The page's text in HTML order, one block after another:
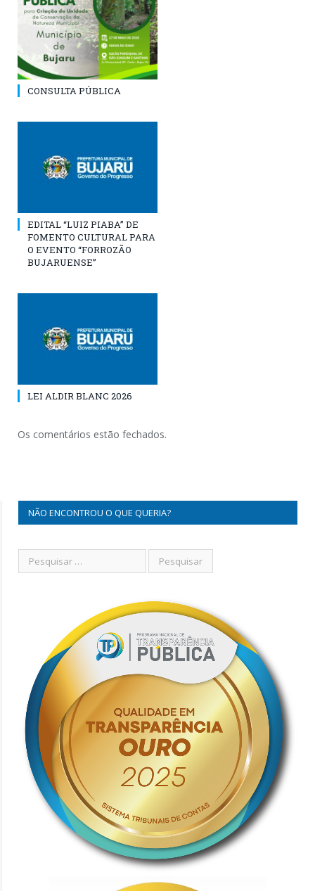
CONSULTA PÚBLICA
EDITAL “LUIZ PIABA” DE
FOMENTO CULTURAL PARA
O EVENTO “FORROZÃO
BUJARUENSE”
LEI ALDIR BLANC 2026
Os comentários estão fechados.
NÃO ENCONTROU O QUE QUERIA?